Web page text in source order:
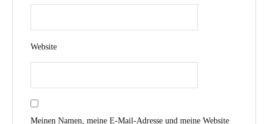
Website
Meinen Namen, meine E-Mail-Adresse und meine Website